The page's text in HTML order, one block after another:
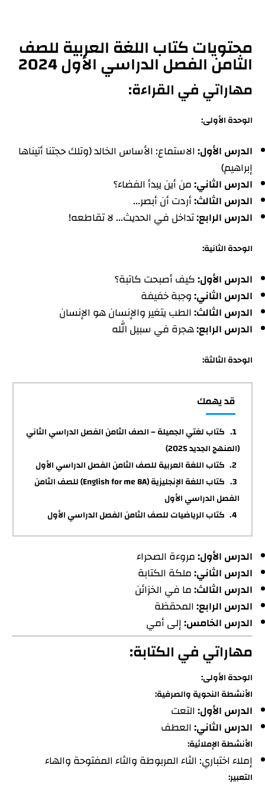
محتويات كتاب اللغة العربية للصف
الثامن الفصل الدراسي الأول 2024
مهاراتي في القراءة:
الوحدة الأولى:
الدرس الأول:الاستماع: الأساس الخالد (وتلك حجتنا أتيناها
إبراهيم)
الدرس الثاني:من أين يبدأ الفضاء؟
الدرس الثالث:أردت أن أبصر...
الدرس الرابع:تداخل في الحديث... لا تقاطعه!
الوحدة الثانية:
الدرس الأول:كيف أصبحت كاتبة؟
الدرس الثاني:وجبة خفيفة
الدرس الثالث:الطب يتغير والإنسان هو الإنسان
الدرس الرابع:هجرة في سبيل الله
الوحدة الثالثة:
قد يهمك
كتاب لغتي الجميلة – الصف الثامن الفصل الدراسي الثاني
(المنهج الجديد 2025)
كتاب اللغة العربية للصف الثامن الفصل الدراسي الأول
كتاب اللغة الإنجليزية (English for me 8A) للصف الثامن
الفصل الدراسي الأول
كتاب الرياضيات للصف الثامن الفصل الدراسي الأول
الدرس الأول:مروءة الصحراء
الدرس الثاني:ملكة الكتابة
الدرس الثالث:ما في الخزائن
الدرس الرابع:المحقظة
الدرس الخامس:إلى أمي
مهاراتي في الكتابة:
الوحدة الأولى:
الأنشطة النحوية والصرفية:
الدرس الأول:التعت
الدرس الثاني:العطف
الأنشطة الإملائية:
إملاء اختباري: الثاء المربوطة والثاء المفتوحة والهاء
التعبير: